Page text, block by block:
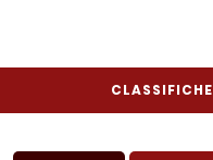
CLASSIFICHE